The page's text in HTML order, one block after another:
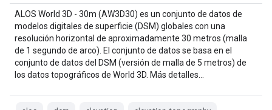
ALOS World 3D - 30m (AW3D30) es un conjunto de datos de
modelos digitales de superficie (DSM) globales con una
resolución horizontal de aproximadamente 30 metros (malla
de 1 segundo de arco). El conjunto de datos se basa en el
conjunto de datos del DSM (versión de malla de 5 metros) de
los datos topográficos de World 3D. Más detalles…